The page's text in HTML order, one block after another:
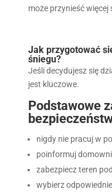
może przynieść więcej
Jak przygotować
śniegu?
Jeśli decydujesz się
jest kluczowe.
Podstawowe
nigdy nie pracuj w
poinformuj
zabezpiecz teren
wybierz